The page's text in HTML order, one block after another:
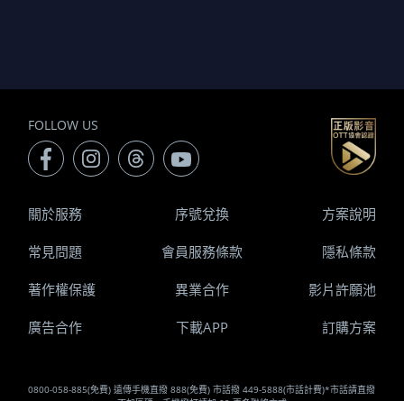
FOLLOW US
0800-058-885(免費) 遠傳手機直撥 888(免費) 市話撥 449-5888(市話計費)*市話請直撥
關於服務 序號兌換 方案說明
常見問題 會員服務條款 隱私條款
著作權保護 異業合作 影片許願池
廣告合作 下載APP 訂購方案